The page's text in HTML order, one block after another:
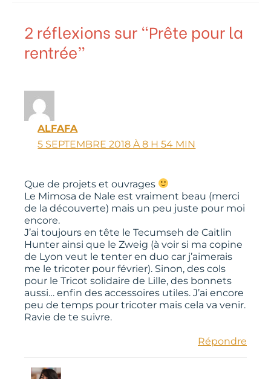
2 réflexions sur “Prête pour la
rentrée”
ALFAFA
5 SEPTEMBRE 2018 À 8 H 54 MIN
Que de projets et ouvrages
Le Mimosa de Nale est vraiment beau (merci
de la découverte) mais un peu juste pour moi
encore.
J’ai toujours en tête le Tecumseh de Caitlin
Hunter ainsi que le Zweig (à voir si ma copine
de Lyon veut le tenter en duo car j’aimerais
me le tricoter pour février). Sinon, des cols
pour le Tricot solidaire de Lille, des bonnets
aussi… enfin des accessoires utiles. J’ai encore
peu de temps pour tricoter mais cela va venir.
Ravie de te suivre.
Répondre